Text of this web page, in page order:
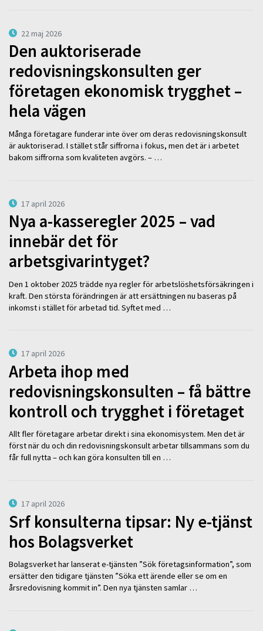
22 maj 2026
Den auktoriserade
redovisningskonsulten ger
företagen ekonomisk trygghet –
hela vägen
Många företagare funderar inte över om deras redovisningskonsult
är auktoriserad. I stället står siffrorna i fokus, men det är i arbetet
bakom siffrorna som kvaliteten avgörs. – …
17 april 2026
Nya a-kasseregler 2025 – vad
innebär det för
arbetsgivarintyget?
Den 1 oktober 2025 trädde nya regler för arbetslöshetsförsäkringen i
kraft. Den största förändringen är att ersättningen nu baseras på
inkomst i stället för arbetad tid. Syftet med …
17 april 2026
Arbeta ihop med
redovisningskonsulten – få bättre
kontroll och trygghet i företaget
Allt fler företagare arbetar direkt i sina ekonomisystem. Men det är
först när du och din redovisningskonsult arbetar tillsammans som du
får full nytta – och kan göra konsulten till en …
17 april 2026
Srf konsulterna tipsar: Ny e-tjänst
hos Bolagsverket
Bolagsverket har lanserat e-tjänsten ”Sök företagsinformation”, som
ersätter den tidigare tjänsten ”Söka ett ärende eller se om en
årsredovisning kommit in”. Den nya tjänsten samlar …